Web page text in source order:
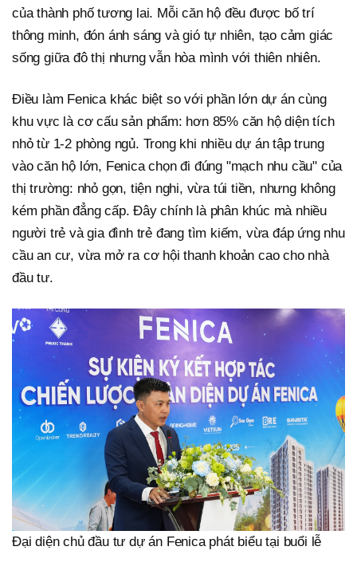
của thành phố tương lai. Mỗi căn hộ đều được bố trí
thông minh, đón ánh sáng và gió tự nhiên, tạo cảm giác
sống giữa đô thị nhưng vẫn hòa mình với thiên nhiên.
Điều làm Fenica khác biệt so với phần lớn dự án cùng
khu vực là cơ cấu sản phẩm: hơn 85% căn hộ diện tích
nhỏ từ 1-2 phòng ngủ. Trong khi nhiều dự án tập trung
vào căn hộ lớn, Fenica chọn đi đúng "mạch nhu cầu" của
thị trường: nhỏ gọn, tiện nghi, vừa túi tiền, nhưng không
kém phần đẳng cấp. Đây chính là phân khúc mà nhiều
người trẻ và gia đình trẻ đang tìm kiếm, vừa đáp ứng nhu
cầu an cư, vừa mở ra cơ hội thanh khoản cao cho nhà
đầu tư.
Đại diện chủ đầu tư dự án Fenica phát biểu tại buổi lễ